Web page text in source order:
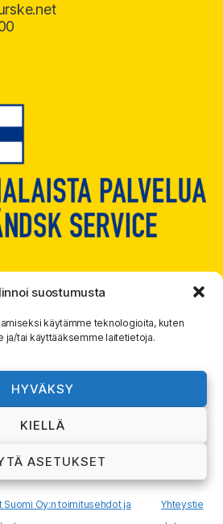
suostumusta
käytämme teknologioita, kuten
ja/tai käyttääksemme laitetietoja.
HYVÄKSY
KIELLÄ
ASETUKSET
Suomi Oy:n toimitusehdot ja
Yhteystie
toimitusehdot ja